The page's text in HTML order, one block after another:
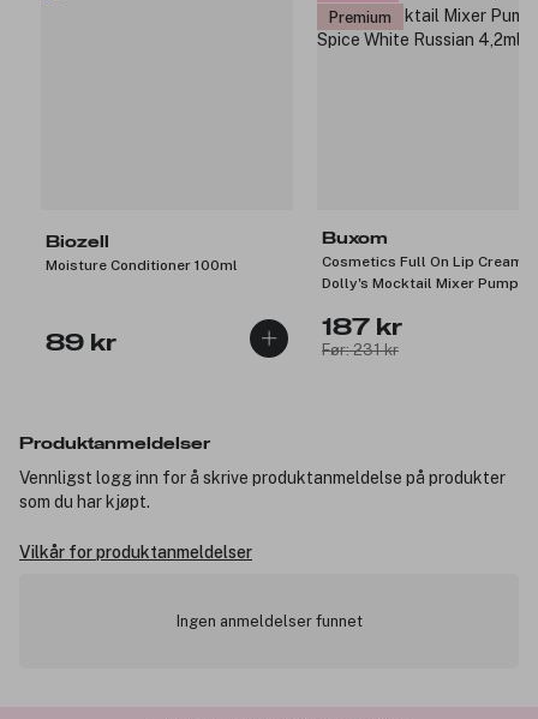
Biozell
Moisture Conditioner 100ml
89 kr
Premium
Buxom
Cosmetics Full On Lip Cream
Dolly's Mocktail Mixer Pumpkin
187 kr
Før: 231 kr
Produktanmeldelser
Vennligst logg inn for å skrive produktanmeldelse på produkter
som du har kjøpt.
Vilkår for produktanmeldelser
Ingen anmeldelser funnet